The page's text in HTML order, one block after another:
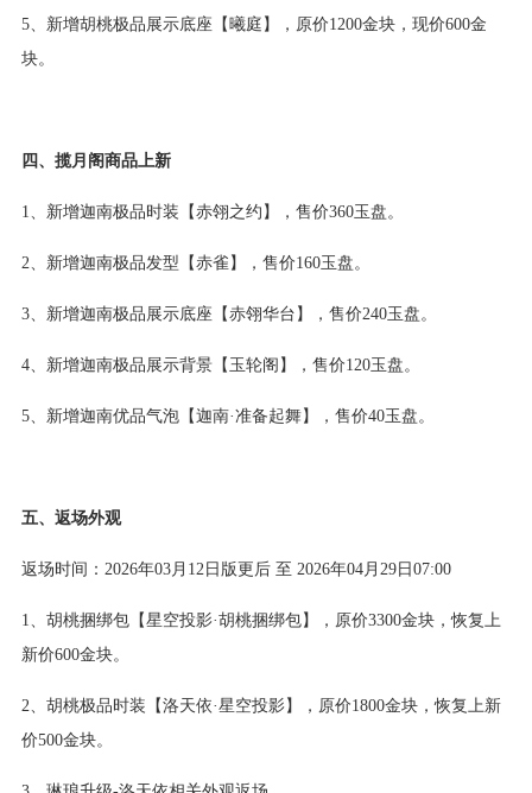
5、新增胡桃极品展示底座【曦庭】，原价1200金块，现价600金
块。
四、揽月阁商品上新
1、新增迦南极品时装【赤翎之约】，售价360玉盘。
2、新增迦南极品发型【赤雀】，售价160玉盘。
3、新增迦南极品展示底座【赤翎华台】，售价240玉盘。
4、新增迦南极品展示背景【玉轮阁】，售价120玉盘。
5、新增迦南优品气泡【迦南·准备起舞】，售价40玉盘。
五、返场外观
返场时间：2026年03月12日版更后 至 2026年04月29日07:00
1、胡桃捆绑包【星空投影·胡桃捆绑包】，原价3300金块，恢复上
新价600金块。
2、胡桃极品时装【洛天依·星空投影】，原价1800金块，恢复上新
价500金块。